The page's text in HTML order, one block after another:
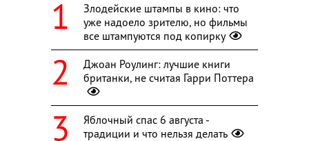
Злодейские штампы в кино: что
уже надоело зрителю, но фильмы
все штампуются под копирку
Джоан Роулинг: лучшие книги
британки, не считая Гарри Поттера
Яблочный спас 6 августа -
традиции и что нельзя делать